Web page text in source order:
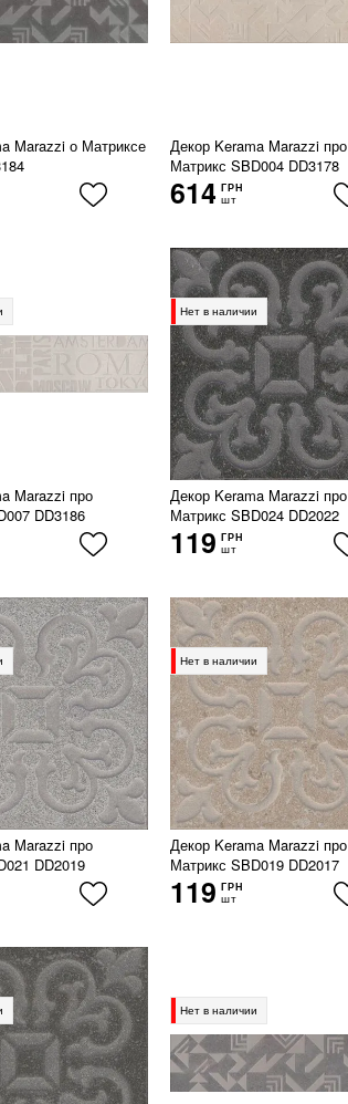
Marazzi о Матриксе
Декор Kerama Marazzi про
Матрикс SBD004 DD3178
614 ГРН
шт
Marazzi про
DD3186
Нет в наличии
Декор Kerama Marazzi про
Матрикс SBD024 DD2022
119 ГРН
шт
Marazzi про
DD2019
Нет в наличии
Декор Kerama Marazzi про
Матрикс SBD019 DD2017
119 ГРН
шт
Нет в наличии